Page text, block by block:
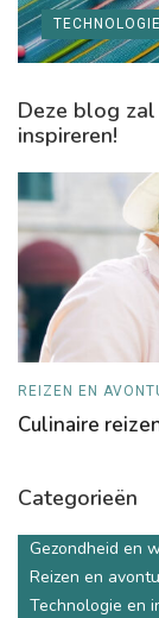
Deze blog zal
inspireren!
REIZEN EN
Culinaire
Categorieën
Gezondheid en
Reizen en
Technologie en